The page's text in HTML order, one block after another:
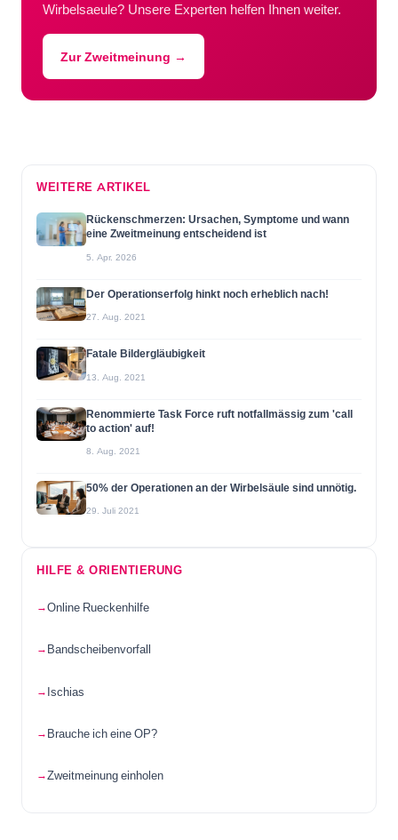
Wirbelsaeule? Unsere Experten helfen Ihnen weiter.
Zur Zweitmeinung →
WEITERE ARTIKEL
Rückenschmerzen: Ursachen, Symptome und wann
eine Zweitmeinung entscheidend ist
5. Apr. 2026
Der Operationserfolg hinkt noch erheblich nach!
27. Aug. 2021
Fatale Bildergläubigkeit
13. Aug. 2021
Renommierte Task Force ruft notfallmässig zum 'call
to action' auf!
8. Aug. 2021
50% der Operationen an der Wirbelsäule sind unnötig.
29. Juli 2021
HILFE & ORIENTIERUNG
Online Rueckenhilfe
Bandscheibenvorfall
Ischias
Brauche ich eine OP?
Zweitmeinung einholen